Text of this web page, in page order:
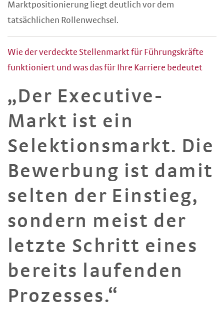
Marktpositionierung liegt deutlich vor dem
tatsächlichen Rollenwechsel.
Wie der verdeckte Stellenmarkt für Führungskräfte
funktioniert und was das für Ihre Karriere bedeutet
„Der Executive-
Markt ist ein
Selektionsmarkt. Die
Bewerbung ist damit
selten der Einstieg,
sondern meist der
letzte Schritt eines
bereits laufenden
Prozesses.“